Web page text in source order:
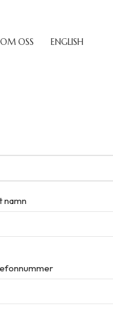
OM OSS ENGLISH
namn